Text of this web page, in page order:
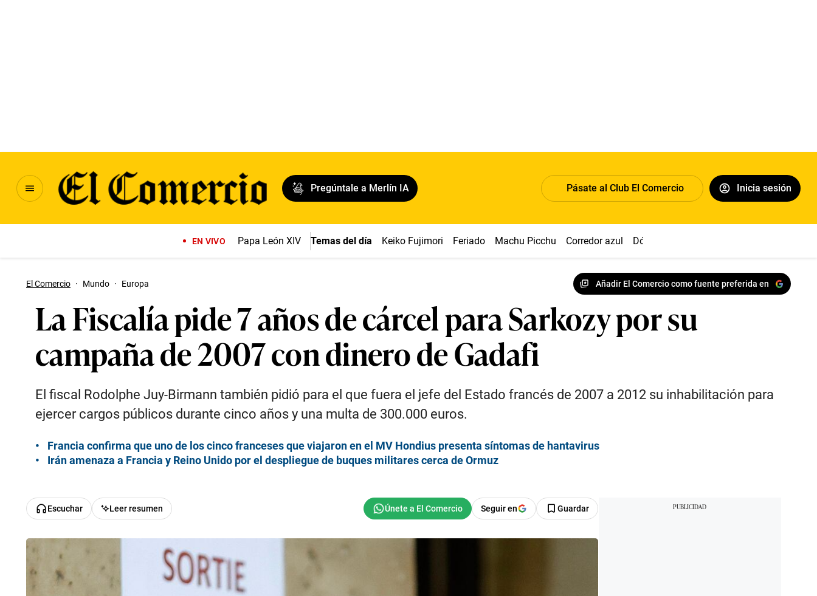
Pregúntale a Merlín IA Pásate al Club El Comercio Inicia sesión
EN VIVO Papa León XIV Temas del día Keiko Fujimori Feriado Machu Picchu Corredor azul Dólar
El Comercio · Mundo · Europa Añadir El Comercio como fuente preferida en
La Fiscalía pide 7 años de cárcel para Sarkozy por su
campaña de 2007 con dinero de Gadafi
El fiscal Rodolphe Juy-Birmann también pidió para el que fuera el jefe del Estado francés de 2007 a 2012 su inhabilitación para
ejercer cargos públicos durante cinco años y una multa de 300.000 euros.
Francia confirma que uno de los cinco franceses que viajaron en el MV Hondius presenta síntomas de hantavirus
Irán amenaza a Francia y Reino Unido por el despliegue de buques militares cerca de Ormuz
Escuchar Leer resumen Seguir en Guardar